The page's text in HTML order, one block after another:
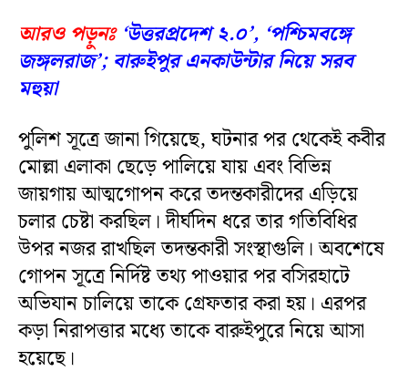
আরও পড়ুনঃ ‘উত্তরপ্রদেশ ২.০’, ‘পশ্চিমবঙ্গে
জঙ্গলরাজ’; বারুইপুর এনকাউন্টার নিয়ে সরব
মহুয়া
পুলিশ সূত্রে জানা গিয়েছে, ঘটনার পর থেকেই কবীর
মোল্লা এলাকা ছেড়ে পালিয়ে যায় এবং বিভিন্ন
জায়গায় আত্মগোপন করে তদন্তকারীদের এড়িয়ে
চলার চেষ্টা করছিল। দীর্ঘদিন ধরে তার গতিবিধির
উপর নজর রাখছিল তদন্তকারী সংস্থাগুলি। অবশেষে
গোপন সূত্রে নির্দিষ্ট তথ্য পাওয়ার পর বসিরহাটে
অভিযান চালিয়ে তাকে গ্রেফতার করা হয়। এরপর
কড়া নিরাপত্তার মধ্যে তাকে বারুইপুরে নিয়ে আসা
হয়েছে।